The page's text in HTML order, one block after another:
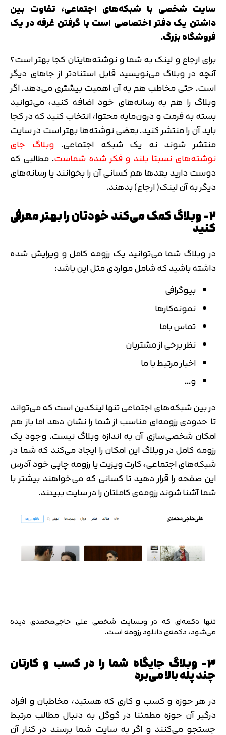
سایت شخصی با شبکه‌های اجتماعی، تفاوت بین
داشتن یک دفتر اختصاصی است با گرفتن غرفه در یک
فروشگاه بزرگ.
برای ارجاع و لینک به شما و نوشته‌هایتان کجا بهتر است؟
آنچه در وبلاگ می‌نویسید قابل استنادتر از جاهای دیگر
است. حتی مخاطب هم به آن اهمیت بیشتری می‌دهد. اگر
وبلاگ را هم به رسانه‌های خود اضافه کنید، می‌توانید
بسته به فرمت و درون‌مایه محتوا، انتخاب کنید که در کجا
باید آن را منتشر کنید. بعضی نوشته‌ها بهتر است در سایت
منتشر شوند نه یک شبکه اجتماعی. وبلاگ جای
نوشته‌های نسبتا بلند و فکر شده شماست. مطالبی که
دوست دارید بعدها هم کسانی آن را بخوانند یا رسانه‌های
دیگر به آن لینک( ارجاع) بدهند.
۲- وبلاگ کمک می‌کند خودتان را بهتر معرفی
کنید
در وبلاگ شما می‌توانید یک رزومه کامل و ویرایش شده
داشته باشید که شامل مواردی مثل این باشد:
بیوگرافی
نمونه‌کارها
تماس باما
نظر برخی از مشتریان
اخبار مرتبط با ما
و…
در بین شبکه‌های اجتماعی تنها لینکدین است که می‌تواند
تا حدودی رزومه‌ای مناسب از شما را نشان دهد اما باز هم
امکان شخصی‌سازی آن به اندازه وبلاگ نیست. وجود یک
رزومه کامل در وبلاگ این امکان را ایجاد می‌کند که شما در
شبکه‌های اجتماعی، کارت ویزیت یا رزومه چاپی خود آدرس
این صفحه را قرار دهید تا کسانی که می‌خواهند بیشتر با
شما آشنا شوند رزومه‌ی کاملتان را در سایت ببینند.
تنها دکمه‌ای که در وبسایت شخصی علی حاجی‌محمدی دیده
می‌شود، دکمه‌ی دانلود رزومه است.
۳- وبلاگ جایگاه شما را در کسب و کارتان
چند پله بالا می‌برد
در هر حوزه و کسب و کاری که هستید، مخاطبان و افراد
درگیر آن حوزه مطمئنا در گوگل به دنبال مطالب مرتبط
جستجو می‌کنند و اگر به سایت شما برسند در کنار آن